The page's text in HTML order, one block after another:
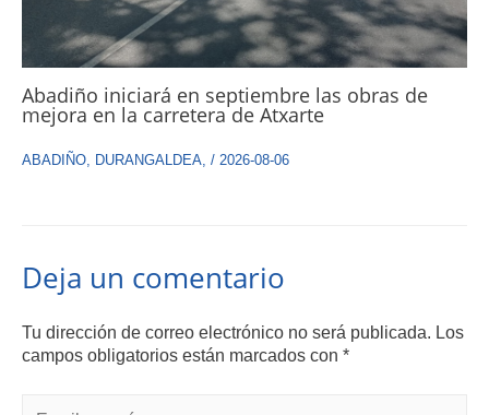
Abadiño iniciará en septiembre las obras de
mejora en la carretera de Atxarte
ABADIÑO, DURANGALDEA, / 2026-08-06
Deja un comentario
Tu dirección de correo electrónico no será publicada. Los
campos obligatorios están marcados con *